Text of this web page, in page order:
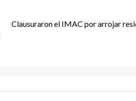
Clausuraron el IMAC por arrojar